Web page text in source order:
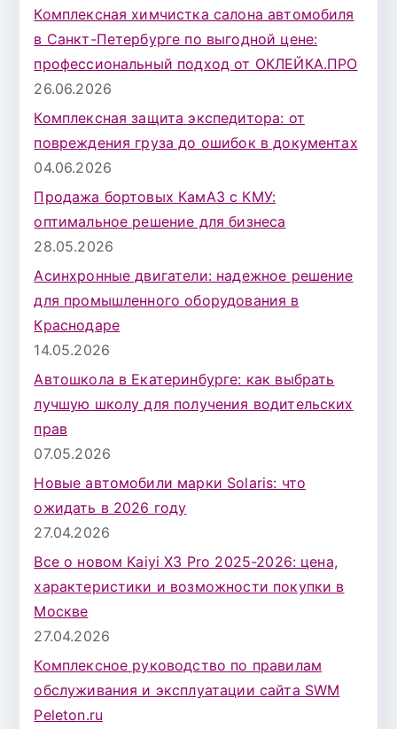
Комплексная химчистка салона автомобиля
в Санкт-Петербурге по выгодной цене:
профессиональный подход от ОКЛЕЙКА.ПРО
26.06.2026
Комплексная защита экспедитора: от
повреждения груза до ошибок в документах
04.06.2026
Продажа бортовых КамАЗ с КМУ:
оптимальное решение для бизнеса
28.05.2026
Асинхронные двигатели: надежное решение
для промышленного оборудования в
Краснодаре
14.05.2026
Автошкола в Екатеринбурге: как выбрать
лучшую школу для получения водительских
прав
07.05.2026
Новые автомобили марки Solaris: что
ожидать в 2026 году
27.04.2026
Все о новом Kaiyi X3 Pro 2025-2026: цена,
характеристики и возможности покупки в
Москве
27.04.2026
Комплексное руководство по правилам
обслуживания и эксплуатации сайта SWM
Peleton.ru